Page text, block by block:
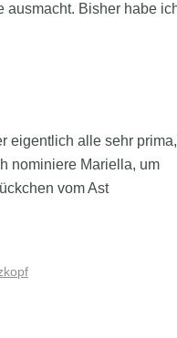
ausmacht. Bisher habe
eigentlich alle sehr prima,
nominiere Mariella, um
vom Ast